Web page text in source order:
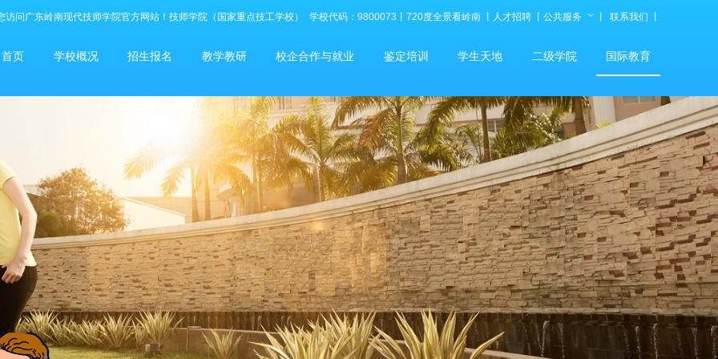
访问广东岭南现代技师学院官方网站！技师学院（国家重点技工学校） 学校代码：9800073 720度全景看岭南 人才招聘 公共服务 联系我们
首页 学校概况 招生报名 教学教研 校企合作与就业 鉴定培训 学生天地 二级学院 国际教育